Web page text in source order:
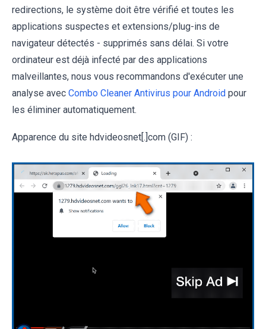
redirections, le système doit être vérifié et toutes les
applications suspectes et extensions/plug-ins de
navigateur détectés - supprimés sans délai. Si votre
ordinateur est déjà infecté par des applications
malveillantes, nous vous recommandons d'exécuter une
analyse avec Combo Cleaner Antivirus pour Android pour
les éliminer automatiquement.
Apparence du site hdvideosnet[.]com (GIF) :